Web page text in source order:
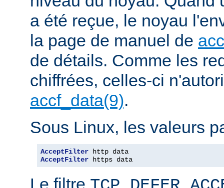
a été reçue, le noyau
la page de manuel de
de détails. Comme les
chiffrées, celles-ci
accf_data(9).
Sous Linux, les valeurs
AcceptFilter
AcceptFilter https data
Le filtre